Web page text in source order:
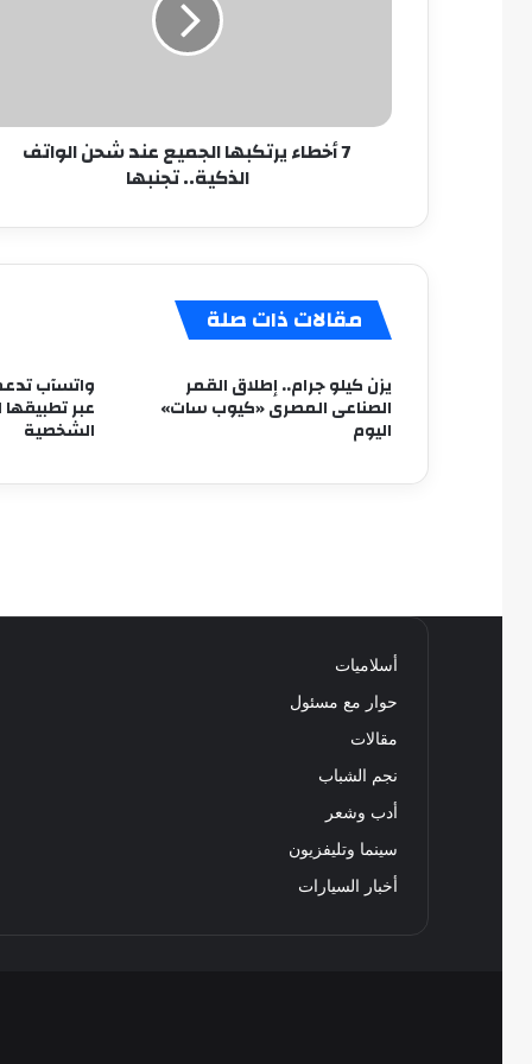
تجنبها
7 أخطاء يرتكبها الجميع عند شحن الواتف
الذكية.. تجنبها
مقالات ذات صلة
يزن كيلو جرام.. إطلاق القمر
الصناعى المصرى «كيوب سات»
اليوم
واتسآب
عبر
الشخصية
أسلاميات
حوار مع مسئول
مقالات
نجم الشباب
أدب وشعر
سينما وتليفزيون
أخبار السيارات